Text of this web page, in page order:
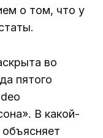
о том, что у
во
пятого
В какой-